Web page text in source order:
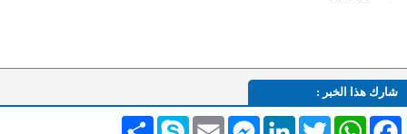
شارك هذا الخبر :
انشر Skype Email
MessengerLinkedInTwitterWhatsAppFacebook